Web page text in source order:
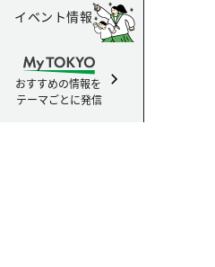
イベント情報
おすすめの情報を
テーマごとに発信